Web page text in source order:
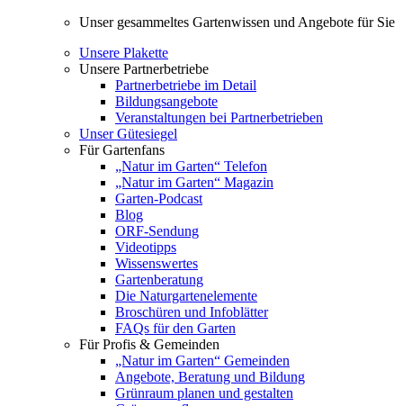
Unser gesammeltes Gartenwissen und Angebote für Sie
Unsere Plakette
Unsere Partnerbetriebe
Partnerbetriebe im Detail
Bildungsangebote
Veranstaltungen bei Partnerbetrieben
Unser Gütesiegel
Für Gartenfans
„Natur im Garten“ Telefon
„Natur im Garten“ Magazin
Garten-Podcast
Blog
ORF-Sendung
Videotipps
Wissenswertes
Gartenberatung
Die Naturgartenelemente
Broschüren und Infoblätter
FAQs für den Garten
Für Profis & Gemeinden
„Natur im Garten“ Gemeinden
Angebote, Beratung und Bildung
Grünraum planen und gestalten